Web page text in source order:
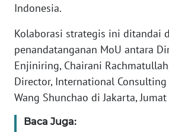
Indonesia.
Kolaborasi strategis ini ditandai
penandatanganan MoU antara
Enjiniring, Chairani
Director, International
Wang Shunchao di Jakarta,
Baca Juga:
SUMUT
WN
JAKARTA
WN
JABAR
WN